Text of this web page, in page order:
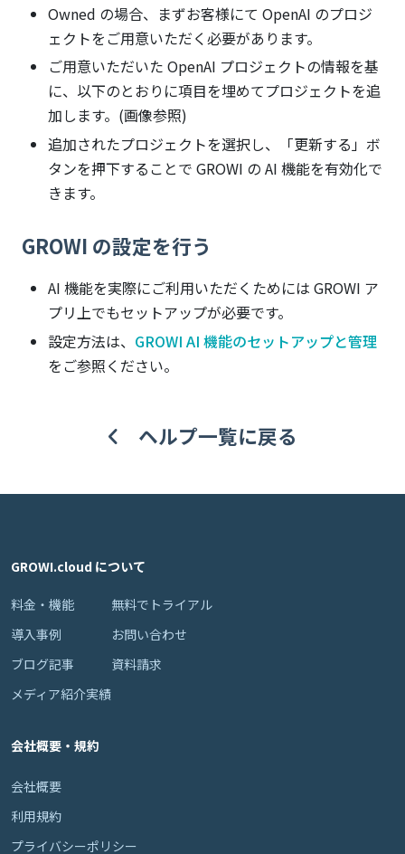
Owned の場合、まずお客様にて OpenAI のプロジ
ェクトをご用意いただく必要があります。
ご用意いただいた OpenAI プロジェクトの情報を基
に、以下のとおりに項目を埋めてプロジェクトを追
加します。(画像参照)
追加されたプロジェクトを選択し、「更新する」ボ
タンを押下することで GROWI の AI 機能を有効化で
きます。
GROWI の設定を行う
AI 機能を実際にご利用いただくためには GROWI ア
プリ上でもセットアップが必要です。
設定方法は、 GROWI AI 機能のセットアップと管理
をご参照ください。
ヘルプ一覧に戻る
GROWI.cloud について
料金・機能
導入事例
ブログ記事
メディア紹介実績
無料でトライアル
お問い合わせ
資料請求
会社概要・規約
会社概要
利用規約
プライバシーポリシー